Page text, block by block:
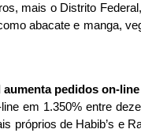
mais o Distrito
abacate e manga,
aumenta pedidos on-line
em 1.350% entre
próprios de Habib’s e